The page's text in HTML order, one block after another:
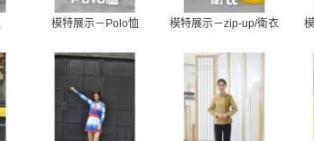
模特展示－Polo恤 模特展示－zip-up/衛衣